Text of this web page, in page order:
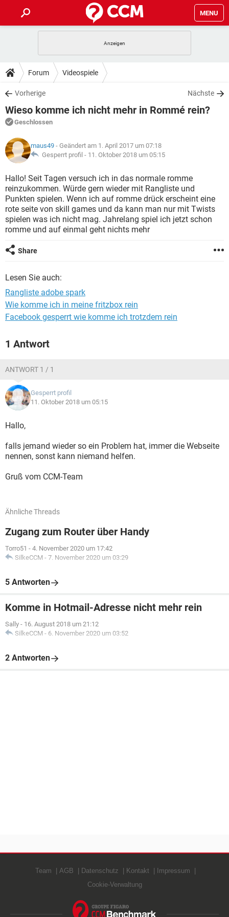
MENU
ANDROID
WINDOWS 10
WHATSAPP TIKTOK
FACEBOOK
TIPPS & TRICKS
SPIELE
WINDOWS 10
WHATSAPP
FACEBOOK HARDWARE
DOWNLOADS
SPIELE STREAMING
ANDROID
WINDOWS 10 INSTAGRAM
WHATSAPP
FACEBOOK HARDWARE
FORUM
SPIELE
ANDROID IOS
WHATSAPP TIKTOK
FACEBOOK HARDWARE
LEXIKON
SPIELE
ANDROID IOS
WINDOWS 10 INSTAGRAM
WHATSAPP TIKTOK
FACEBOOK HARDWARE
Forum Videospiele
Vorherige Nächste
Wieso komme ich nicht mehr in Rommé rein?
Geschlossen
maus49 - Geändert am 1. April 2017 um 07:18
Gesperrt profil - 11. Oktober 2018 um 05:15
Hallo! Seit Tagen versuch ich in das normale romme
reinzukommen. Würde gern wieder mit Rangliste und
Punkten spielen. Wenn ich auf romme drück erscheint eine
rote seite von skill games und da kann man nur mit Twists
spielen was ich nicht mag. Jahrelang spiel ich jetzt schon
romme und auf einmal geht nichts mehr
Share
Lesen Sie auch:
Rangliste adobe spark
Wie komme ich in meine fritzbox rein
Facebook gesperrt wie komme ich trotzdem rein
1 Antwort
ANTWORT 1 / 1
Gesperrt profil
11. Oktober 2018 um 05:15
Hallo,
falls jemand wieder so ein Problem hat, immer die Webseite
nennen, sonst kann niemand helfen.
Gruß vom CCM-Team
Ähnliche Threads
Zugang zum Router über Handy
Torro51 - 4. November 2020 um 17:42
SilkeCCM - 7. November 2020 um 03:29
5 Antworten
Komme in Hotmail-Adresse nicht mehr rein
Sally - 16. August 2018 um 21:12
SilkeCCM - 6. November 2020 um 03:52
2 Antworten
Team AGB Datenschutz Kontakt
Impressum
Cookie-Verwaltung